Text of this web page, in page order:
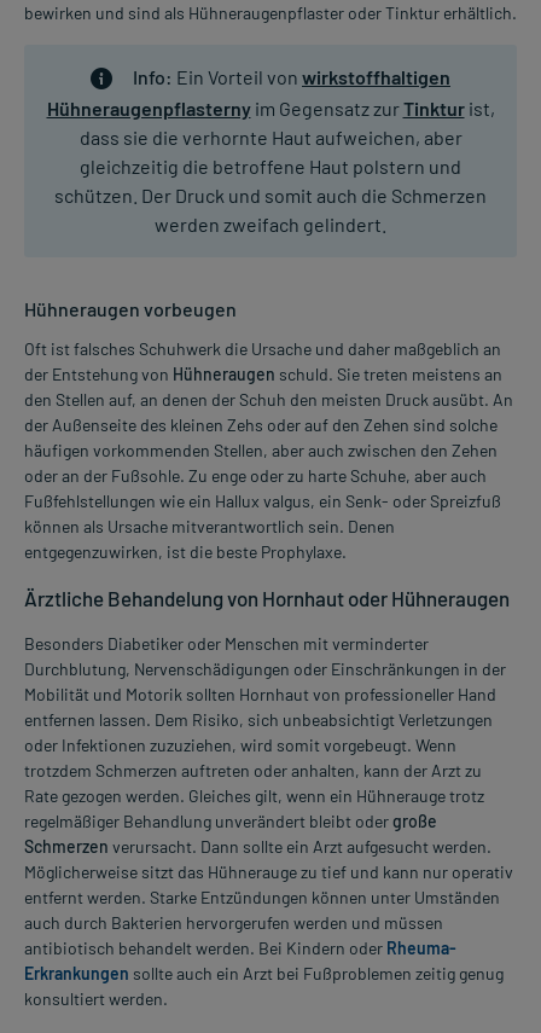
bewirken und sind als Hühneraugenpflaster oder Tinktur erhältlich.
Info: Ein Vorteil von wirkstoffhaltigen
Hühneraugenpflasternyim Gegensatz zurTinkturist,
dass sie die verhornte Haut aufweichen, aber
gleichzeitig die betroffene Haut polstern und
schützen. Der Druck und somit auch die Schmerzen
werden zweifach gelindert.
Hühneraugen vorbeugen
Oft ist falsches Schuhwerk die Ursache und daher maßgeblich an
der Entstehung von Hühneraugen schuld. Sie treten meistens an
den Stellen auf, an denen der Schuh den meisten Druck ausübt. An
der Außenseite des kleinen Zehs oder auf den Zehen sind solche
häufigen vorkommenden Stellen, aber auch zwischen den Zehen
oder an der Fußsohle. Zu enge oder zu harte Schuhe, aber auch
Fußfehlstellungen wie ein Hallux valgus, ein Senk- oder Spreizfuß
können als Ursache mitverantwortlich sein. Denen
entgegenzuwirken, ist die beste Prophylaxe.
Ärztliche Behandelung von Hornhaut oder Hühneraugen
Besonders Diabetiker oder Menschen mit verminderter
Durchblutung, Nervenschädigungen oder Einschränkungen in der
Mobilität und Motorik sollten Hornhaut von professioneller Hand
entfernen lassen. Dem Risiko, sich unbeabsichtigt Verletzungen
oder Infektionen zuzuziehen, wird somit vorgebeugt. Wenn
trotzdem Schmerzen auftreten oder anhalten, kann der Arzt zu
Rate gezogen werden. Gleiches gilt, wenn ein Hühnerauge trotz
regelmäßiger Behandlung unverändert bleibt odergroße
Schmerzen verursacht. Dann sollte ein Arzt aufgesucht werden.
Möglicherweise sitzt das Hühnerauge zu tief und kann nur operativ
entfernt werden. Starke Entzündungen können unter Umständen
auch durch Bakterien hervorgerufen werden und müssen
antibiotisch behandelt werden. Bei Kindern oder Rheuma-
Erkrankungen sollte auch ein Arzt bei Fußproblemen zeitig genug
konsultiert werden.